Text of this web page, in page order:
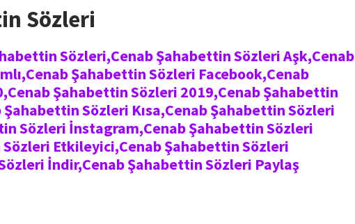
Sözleri
Sözleri,Cenab Şahabettin Sözleri Aşk,Cenab
Şahabettin Sözleri Facebook,Cenab
Şahabettin Sözleri 2019,Cenab Şahabettin
Sözleri Kısa,Cenab Şahabettin Sözleri
Sözleri İnstagram,Cenab Şahabettin Sözleri
Etkileyici,Cenab Şahabettin Sözleri
İndir,Cenab Şahabettin Sözleri Paylaş